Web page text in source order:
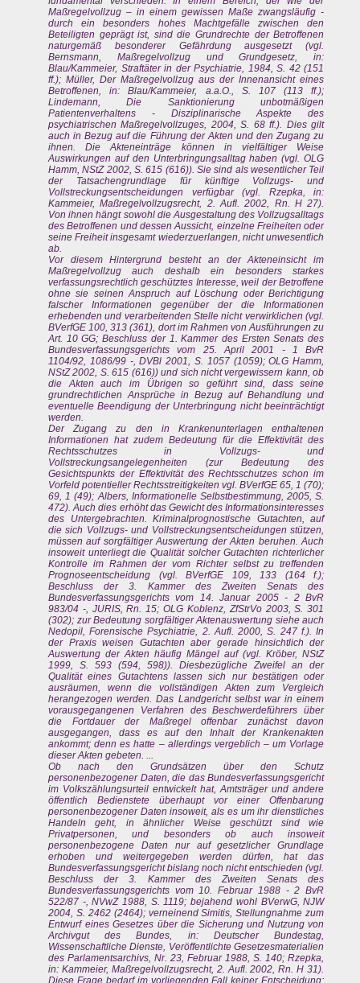
Maßregelvollzug – in einem gewissen Maße zwangsläufig -
durch ein besonders hohes Machtgefälle zwischen den
Beteiligten geprägt ist, sind die Grundrechte der Betroffenen
naturgemäß besonderer Gefährdung ausgesetzt (vgl.
Bernsmann, Maßregelvollzug und Grundgesetz, in:
Blau/Kammeier, Straftäter in der Psychiatrie, 1984, S. 42 (151
ff.); Müller, Der Maßregelvollzug aus der Innenansicht eines
Betroffenen, in: Blau/Kammeier, a.a.O., S. 107 (113 ff.);
Lindemann, Die Sanktionierung unbotmäßigen
Patientenverhaltens - Disziplinarische Aspekte des
psychiatrischen Maßregelvollzuges, 2004, S. 68 ff.). Dies gilt
auch in Bezug auf die Führung der Akten und den Zugang zu
ihnen. Die Akteneinträge können in vielfältiger Weise
Auswirkungen auf den Unterbringungsalltag haben (vgl. OLG
Hamm, NStZ 2002, S. 615 (616)). Sie sind als wesentlicher Teil
der Tatsachengrundlage für künftige Vollzugs- und
Vollstreckungsentscheidungen verfügbar (vgl. Rzepka, in:
Kammeier, Maßregelvollzugsrecht, 2. Aufl. 2002, Rn. H 27).
Von ihnen hängt sowohl die Ausgestaltung des Vollzugsalltags
des Betroffenen und dessen Aussicht, einzelne Freiheiten oder
seine Freiheit insgesamt wiederzuerlangen, nicht unwesentlich
ab.
Vor diesem Hintergrund besteht an der Akteneinsicht im
Maßregelvollzug auch deshalb ein besonders starkes
verfassungsrechtlich geschütztes Interesse, weil der Betroffene
ohne sie seinen Anspruch auf Löschung oder Berichtigung
falscher Informationen gegenüber der die Informationen
erhebenden und verarbeitenden Stelle nicht verwirklichen (vgl.
BVerfGE 100, 313 (361), dort im Rahmen von Ausführungen zu
Art. 10 GG; Beschluss der 1. Kammer des Ersten Senats des
Bundesverfassungsgerichts vom 25. April 2001 - 1 BvR
1104/92, 1086/99 -, DVBl 2001, S. 1057 (1059); OLG Hamm,
NStZ 2002, S. 615 (616)) und sich nicht vergewissern kann, ob
die Akten auch im Übrigen so geführt sind, dass seine
grundrechtlichen Ansprüche in Bezug auf Behandlung und
eventuelle Beendigung der Unterbringung nicht beeinträchtigt
werden.
Der Zugang zu den in Krankenunterlagen enthaltenen
Informationen hat zudem Bedeutung für die Effektivität des
Rechtsschutzes in Vollzugs- und
Vollstreckungsangelegenheiten (zur Bedeutung des
Gesichtspunkts der Effektivität des Rechtsschutzes schon im
Vorfeld potentieller Rechtsstreitigkeiten vgl. BVerfGE 65, 1 (70);
69, 1 (49); Albers, Informationelle Selbstbestimmung, 2005, S.
472). Auch dies erhöht das Gewicht des Informationsinteresses
des Untergebrachten. Kriminalprognostische Gutachten, auf
die sich Vollzugs- und Vollstreckungsentscheidungen stützen,
müssen auf sorgfältiger Auswertung der Akten beruhen. Auch
insoweit unterliegt die Qualität solcher Gutachten richterlicher
Kontrolle im Rahmen der vom Richter selbst zu treffenden
Prognoseentscheidung (vgl. BVerfGE 109, 133 (164 f.);
Beschluss der 3. Kammer des Zweiten Senats des
Bundesverfassungsgerichts vom 14. Januar 2005 - 2 BvR
983/04 -, JURIS, Rn. 15; OLG Koblenz, ZfStrVo 2003, S. 301
(302); zur Bedeutung sorgfältiger Aktenauswertung siehe auch
Nedopil, Forensische Psychiatrie, 2. Aufl. 2000, S. 247 f.). In
der Praxis weisen Gutachten aber gerade hinsichtlich der
Auswertung der Akten häufig Mängel auf (vgl. Kröber, NStZ
1999, S. 593 (594, 598)). Diesbezügliche Zweifel an der
Qualität eines Gutachtens lassen sich nur bestätigen oder
ausräumen, wenn die vollständigen Akten zum Vergleich
herangezogen werden. Das Landgericht selbst war in einem
vorausgegangenen Verfahren des Beschwerdeführers über
die Fortdauer der Maßregel offenbar zunächst davon
ausgegangen, dass es auf den Inhalt der Krankenakten
ankommt; denn es hatte – allerdings vergeblich – um Vorlage
dieser Akten gebeten. ...
Ob nach den Grundsätzen über den Schutz
personenbezogener Daten, die das Bundesverfassungsgericht
im Volkszählungsurteil entwickelt hat, Amtsträger und andere
öffentlich Bedienstete überhaupt vor einer Offenbarung
personenbezogener Daten insoweit, als es um ihr dienstliches
Handeln geht, in ähnlicher Weise geschützt sind wie
Privatpersonen, und besonders ob auch insoweit
personenbezogene Daten nur auf gesetzlicher Grundlage
erhoben und weitergegeben werden dürfen, hat das
Bundesverfassungsgericht bislang noch nicht entschieden (vgl.
Beschluss der 3. Kammer des Zweiten Senats des
Bundesverfassungsgerichts vom 10. Februar 1988 - 2 BvR
522/87 -, NVwZ 1988, S. 1119; bejahend wohl BVerwG, NJW
2004, S. 2462 (2464); verneinend Simitis, Stellungnahme zum
Entwurf eines Gesetzes über die Sicherung und Nutzung von
Archivgut des Bundes, in: Deutscher Bundestag,
Wissenschaftliche Dienste, Veröffentlichte Gesetzesmaterialien
des Parlamentsarchivs, Nr. 23, Februar 1988, S. 140; Rzepka,
in: Kammeier, Maßregelvollzugsrecht, 2. Aufl. 2002, Rn. H 31).